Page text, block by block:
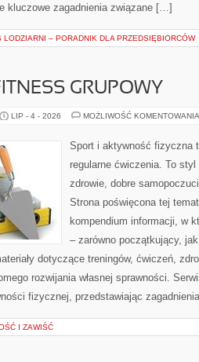
kluczowe zagadnienia związane […]
LODZIARNI – PORADNIK DLA PRZEDSIĘBIORCÓW
GRUPOWY
LIP - 4 - 2026 MOŻLIWOŚĆ KOMENTOWANIA
Sport i aktywność fizyczna
regularne ćwiczenia. To
zdrowie, dobre
Strona poświęcona tej
kompendium informacji, w
– zarówno początkujący,
dotyczące treningów, ćwiczeń,
rozwijania własnej sprawności.
fizycznej, przedstawiając
I ZAWIŚĆ